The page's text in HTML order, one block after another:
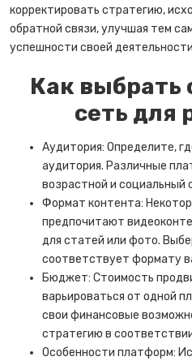
корректировать стратегию,
обратной связи, улучшая тем
успешности своей
Как выбрать
сеть для
Аудитория: Определите,
аудитория. Различные
возрастной и социальный
Формат контента:
предпочитают
для статей или фото.
соответствует формату
Бюджет: Стоимость
варьироваться от одной
свои финансовые
стратегию в
Особенности платформ: